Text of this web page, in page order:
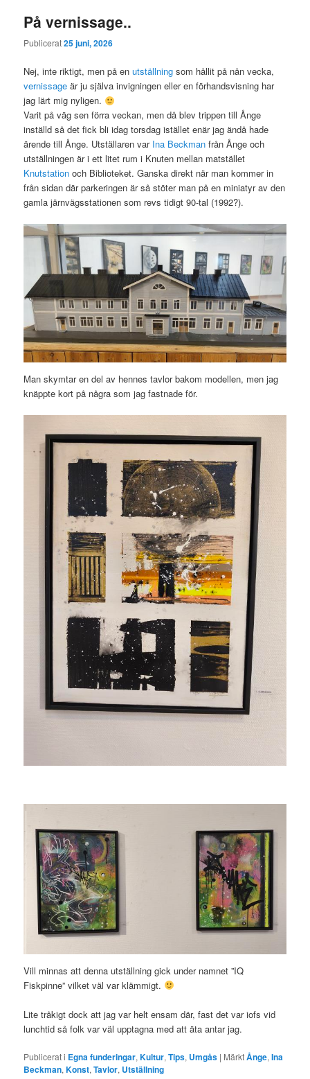
På vernissage..
Publicerat25 juni, 2026
Nej, inte riktigt, men på enutställning som hållit på nån vecka,
vernissage är ju själva invigningen eller en förhandsvisning har
jag lärt mig nyligen.
Varit på väg sen förra veckan, men då blev trippen till Ånge
inställd så det fick bli idag torsdag istället enär jag ändå hade
ärende till Ånge. Utställaren var Ina Beckman från Ånge och
utställningen är i ett litet rum i Knuten mellan matstället
Knutstation och Biblioteket. Ganska direkt när man kommer in
från sidan där parkeringen är så stöter man på en miniatyr av den
gamla järnvägsstationen som revs tidigt 90-tal (1992?).
Man skymtar en del av hennes tavlor bakom modellen, men jag
knäppte kort på några som jag fastnade för.
Vill minnas att denna utställning gick under namnet ”IQ
Fiskpinne” vilket väl var klämmigt.
Lite tråkigt dock att jag var helt ensam där, fast det var iofs vid
lunchtid så folk var väl upptagna med att äta antar jag.
Publicerat i Egna funderingar,Kultur,Tips, Umgås | MärktÅnge,Ina
Beckman,Konst,Tavlor, Utställning